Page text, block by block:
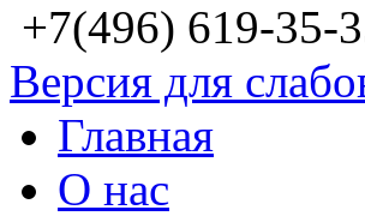
+7(496) 619-35-
Версия для
Главная
О нас